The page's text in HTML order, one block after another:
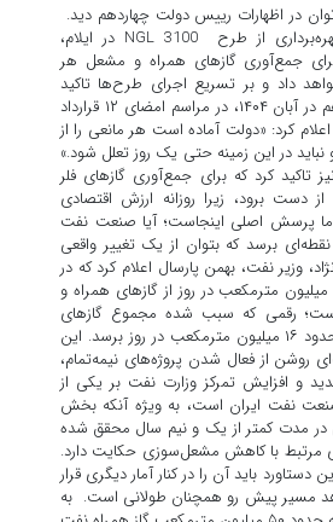
در اظهارات رییس دولت چهاردهم دید.
در مرداد ۱۴۰۴، هنگام بهره‌برداری از طرح NGL 3100 در ایلام،
جمع‌آوری گازهای همراه و مشعل هر
داد و بر تسریع اجرای طرح‌ها تاکید
کرد.» رییس دولت چهاردهم در آبان ۱۴۰۴، در مراسم امضای ۱۲ قرارداد
کرد: «دولت آماده است هر مانعی را از
نباید در این زمینه حتی یک روز تعلل شود.»
در بهمن ۱۴۰۴ نیز تاکید کرد که برای جمع‌آوری گازهای فلر
دست برود، زیرا روزانه ارزش اقتصادی
پرسش اصلی اینجاست؛ آیا صنعت نفت
برسد که بتوان از یک تغییر واقعی
نفت، بهمن‌ پارسال اعلام کرد که در
دولت چهاردهم بیش از ۹ میلیون مترمکعب در روز از گازهای همراه و
رقمی که سبب شده مجموع گازهای
جمع‌آوری‌ شده کشور به حدود ۱۶ میلیون مترمکعب در روز برسد. این
روشن از فعال شدن پروژه‌های نیمه‌تمام،
و افزایش تمرکز وزارت نفت بر یکی از
نفت ایران است، به ‌ویژه آنکه بخش
در مدت کمتر از یک ‌و نیم سال محقق شده
مرتبط با کاهش مشعل‌سوزی حکایت دارد.
دستاورد باید آن را در کنار آمار دیگری قرار
مسیر پیش‌ رو همچنان طولانی است. به